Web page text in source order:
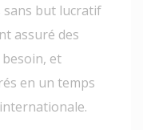
sans but lucratif
assuré des
et
en un temps